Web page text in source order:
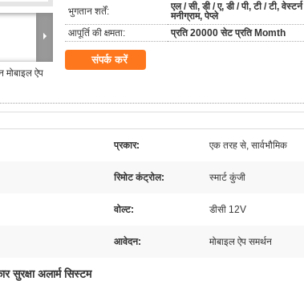
मोबाइल ऐप
भुगतान शर्तें:
एल / सी, डी / ए, डी / पी, टी / टी,
मनीग्राम, पेप्ले
आपूर्ति की क्षमता:
प्रति 20000 सेट प्रति Momth
संपर्क करें
प्रकार: एक तरह से, सार्वभौमिक
रिमोट कंट्रोल: स्मार्ट कुंजी
वोल्ट: डीसी 12V
आवेदन: मोबाइल ऐप समर्थन
सुरक्षा अलार्म सिस्टम